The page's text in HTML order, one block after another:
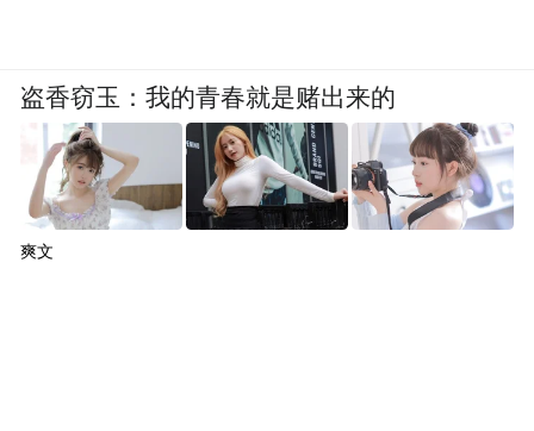
盗香窃玉：我的青春就是赌出来的
爽文